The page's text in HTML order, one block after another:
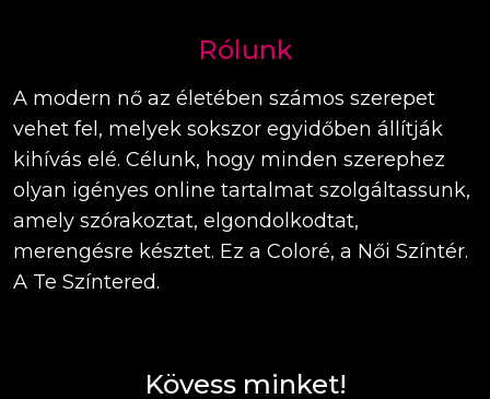
Rólunk
A modern nő az életében számos szerepet
vehet fel, melyek sokszor egyidőben állítják
kihívás elé. Célunk, hogy minden szerephez
olyan igényes online tartalmat szolgáltassunk,
amely szórakoztat, elgondolkodtat,
merengésre késztet. Ez a Coloré, a Női Színtér.
A Te Színtered.
Kövess minket!